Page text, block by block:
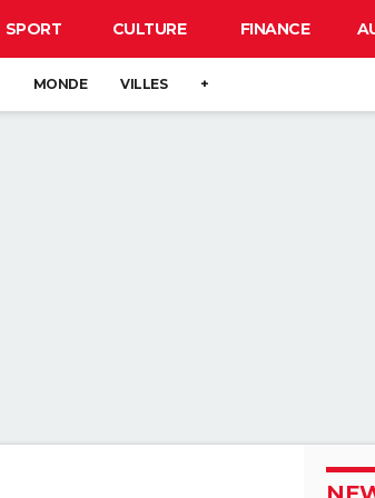
SPORT CULTURE FINANCE
MONDE VILLES +